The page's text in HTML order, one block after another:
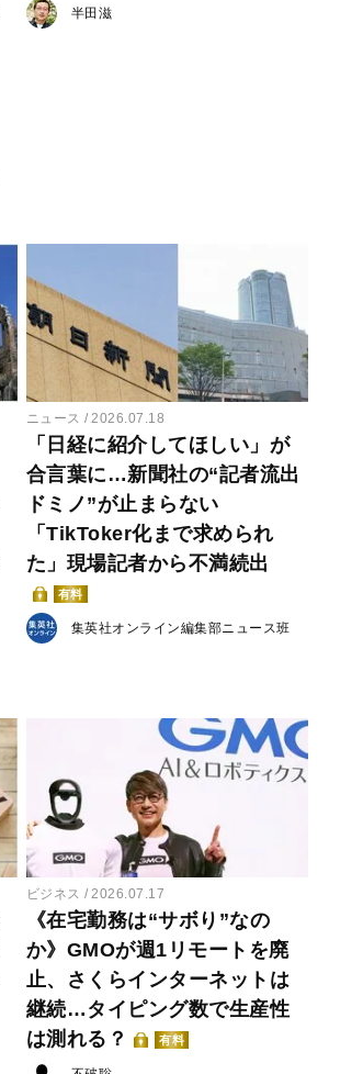
半田滋
ニュース 2026.07.18
「日経に紹介してほしい」が
合言葉に…新聞社の“記者流出
ドミノ”が止まらない
「TikToker化まで求められ
た」現場記者から不満続出
有料
集英社オンライン編集部ニュース班
ビジネス 2026.07.17
《在宅勤務は“サボり”なの
か》GMOが週1リモートを廃
止、さくらインターネットは
継続…タイピング数で生産性
は測れる？
有料